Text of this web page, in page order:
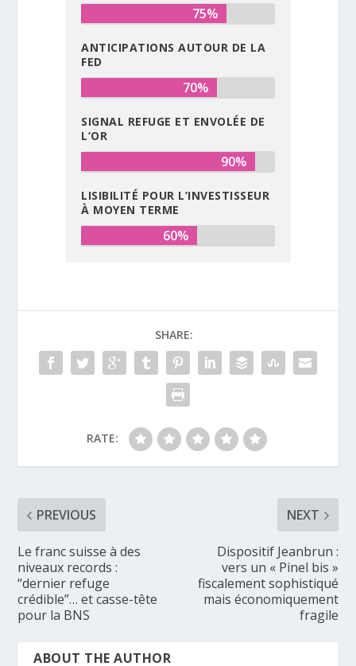
75%
ANTICIPATIONS AUTOUR DE LA
FED
70%
SIGNAL REFUGE ET ENVOLÉE DE
L’OR
90%
LISIBILITÉ POUR L’INVESTISSEUR
À MOYEN TERME
60%
SHARE:
RATE:
PREVIOUS
Le franc suisse à des
niveaux records :
“dernier refuge
crédible”… et casse-tête
pour la BNS
NEXT
Dispositif Jeanbrun :
vers un « Pinel bis »
fiscalement sophistiqué
mais économiquement
fragile
ABOUT THE AUTHOR